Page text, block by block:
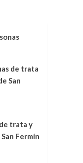
de trata
San
trata y
Fermín